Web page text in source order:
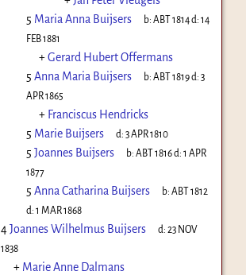
5 Maria Anna Buijsers b:ABT 1814d:14
FEB 1881
+Gerard Hubert Offermans
5 Anna Maria Buijsers b:ABT 1819d:3
APR 1865
+ Franciscus Hendricks
5 Marie Buijsers d:3 APR 1810
5 Joannes Buijsers b:ABT 1816d:1 APR
1877
5 Anna Catharina Buijsers b:ABT 1812
d: 1 MAR 1868
4Joannes Wilhelmus Buijsers d:23 NOV
1838
+ Marie Anne Dalmans